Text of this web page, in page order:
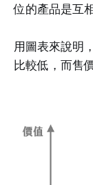
位的產品是互
用圖表來說明
比較低，而售